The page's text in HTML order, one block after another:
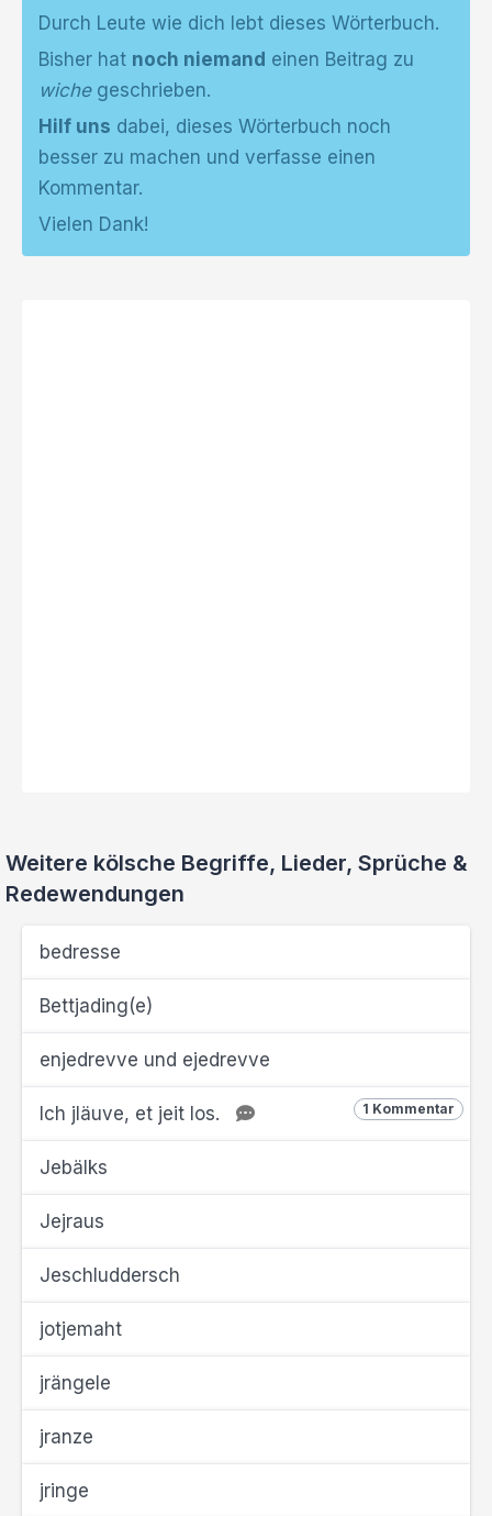
Durch Leute wie dich lebt dieses Wörterbuch.
Bisher hat noch niemand einen Beitrag zu
wichegeschrieben.
Hilf uns dabei, dieses Wörterbuch noch
besser zu machen und verfasse einen
Kommentar.
Vielen Dank!
Weitere kölsche Begriffe, Lieder, Sprüche &
Redewendungen
bedresse
Bettjading(e)
enjedrevve und ejedrevve
1 Kommentar
Ich jläuve, et jeit los.
Jebälks
Jejraus
Jeschluddersch
jotjemaht
jrängele
jranze
jringe